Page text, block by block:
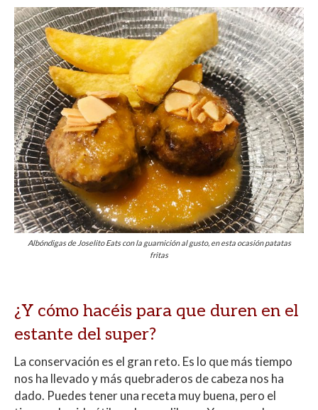
Albóndigas de Joselito Eats con la guarnición al gusto, en esta ocasión patatas
fritas
¿Y cómo hacéis para que duren en el
estante del super?
La conservación es el gran reto. Es lo que más tiempo
nos ha llevado y más quebraderos de cabeza nos ha
dado. Puedes tener una receta muy buena, pero el